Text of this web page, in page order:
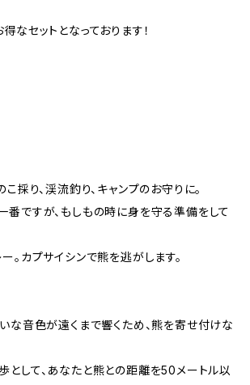
なセットとなっております！
こ採り、渓流釣り、キャンプのお守りに。
ですが、もしもの時に身を守る準備をして
。カプサイシンで熊を逃がします。
な音色が遠くまで響くため、熊を寄せ付けな
して、あなたと熊との距離を50メートル以